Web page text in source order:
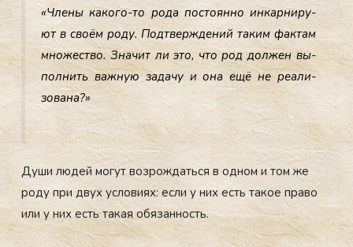
«Чле­ны ка­кого-то ро­да пос­то­ян­но ин­карни­ру­
ют в сво­ём ро­ду. Под­твержде­ний та­ким фак­там
мно­жес­тво. Зна­чит ли это, что род дол­жен вы­
пол­нить важ­ную за­дачу и она ещё не ре­али­
зова­на?»
Души людей могут возрождаться в одном и том же
роду при двух условиях: если у них есть такое право
или у них есть такая обязанность.